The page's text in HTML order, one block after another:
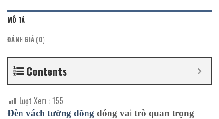
MÔ TẢ
ĐÁNH GIÁ (0)
Contents
Lượt Xem :155
Đèn vách tường đồng đóng vai trò quan trọng